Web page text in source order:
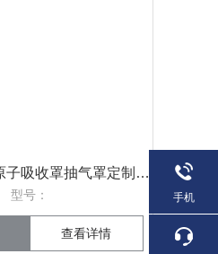
青岛排风系统原子吸收罩抽气罩定制 盛翔
型号：
查看详情
手机